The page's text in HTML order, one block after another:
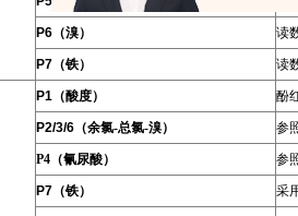
P6 （溴） 读
P7（铁） 读
P1（酸度） 酚
P2/3/6（余氯-总氯-溴） 参
P4（氰尿酸） 参
P7（铁） 采